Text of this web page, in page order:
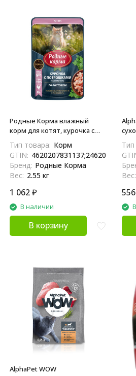
Родные Корма влажный
корм для котят, курочка с
по-ростовски, в паучах - 85 г
х 30 шт
Тип товара: Корм
GTIN:
Бренд: Родные Корма
Вес: 2.55 кг
1 062₽
В наличии
В корзину
Вес:
556
AlphaPet WOW